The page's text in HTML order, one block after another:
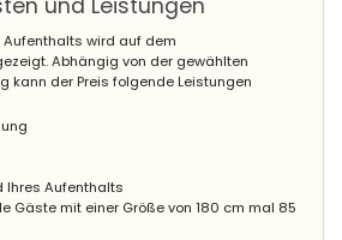
und Leistungen
wird auf dem
Abhängig von der gewählten
kann der Preis folgende Leistungen
Ihres Aufenthalts
Gäste mit einer Größe von 180 cm mal 85